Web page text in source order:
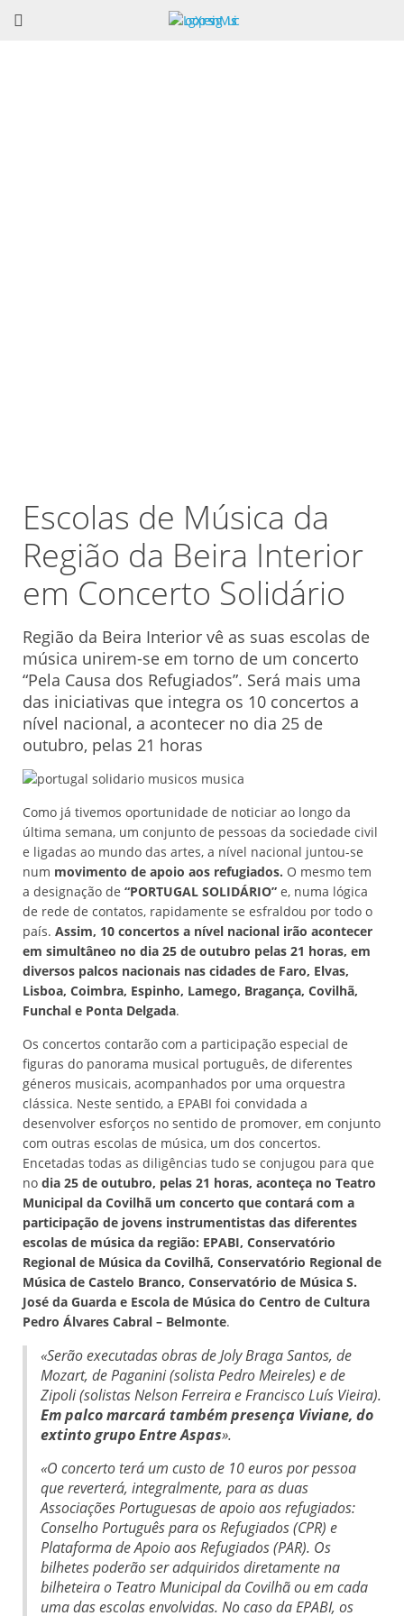
Escolas de Música da
Região da Beira Interior
em Concerto Solidário
Região da Beira Interior vê as suas escolas de
música unirem-se em torno de um concerto
“Pela Causa dos Refugiados”. Será mais uma
das iniciativas que integra os 10 concertos a
nível nacional, a acontecer no dia 25 de
outubro, pelas 21 horas
Como já tivemos oportunidade de noticiar ao longo da
última semana, um conjunto de pessoas da sociedade civil
e ligadas ao mundo das artes, a nível nacional juntou-se
num movimento de apoio aos refugiados. O mesmo tem
a designação de “PORTUGAL SOLIDÁRIO” e, numa lógica
de rede de contatos, rapidamente se esfraldou por todo o
país. Assim, 10 concertos a nível nacional irão acontecer
em simultâneo no dia 25 de outubro pelas 21 horas, em
diversos palcos nacionais nas cidades de Faro, Elvas,
Lisboa, Coimbra, Espinho, Lamego, Bragança, Covilhã,
Funchal e Ponta Delgada.
Os concertos contarão com a participação especial de
figuras do panorama musical português, de diferentes
géneros musicais, acompanhados por uma orquestra
clássica. Neste sentido, a EPABI foi convidada a
desenvolver esforços no sentido de promover, em conjunto
com outras escolas de música, um dos concertos.
Encetadas todas as diligências tudo se conjugou para que
no dia 25 de outubro, pelas 21 horas, aconteça no Teatro
Municipal da Covilhã um concerto que contará com a
participação de jovens instrumentistas das diferentes
escolas de música da região: EPABI, Conservatório
Regional de Música da Covilhã, Conservatório Regional de
Música de Castelo Branco, Conservatório de Música S.
José da Guarda e Escola de Música do Centro de Cultura
Pedro Álvares Cabral – Belmonte.
«Serão executadas obras de Joly Braga Santos, de
Mozart, de Paganini (solista Pedro Meireles) e de
Zipoli (solistas Nelson Ferreira e Francisco Luís Vieira).
Em palco marcará também presença Viviane, do
extinto grupo Entre Aspas».
«O concerto terá um custo de 10 euros por pessoa
que reverterá, integralmente, para as duas
Associações Portuguesas de apoio aos refugiados:
Conselho Português para os Refugiados (CPR) e
Plataforma de Apoio aos Refugiados (PAR). Os
bilhetes poderão ser adquiridos diretamente na
bilheteira o Teatro Municipal da Covilhã ou em cada
uma das escolas envolvidas. No caso da EPABI, os